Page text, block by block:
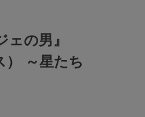
の男』
） ～星たち